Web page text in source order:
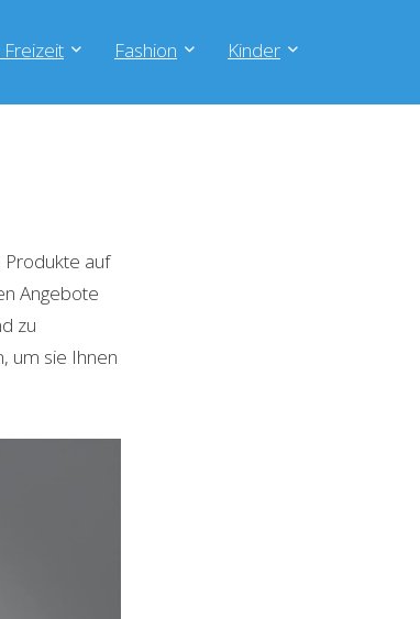
Fashion Kinder
Produkte auf
Angebote
zu
um sie Ihnen